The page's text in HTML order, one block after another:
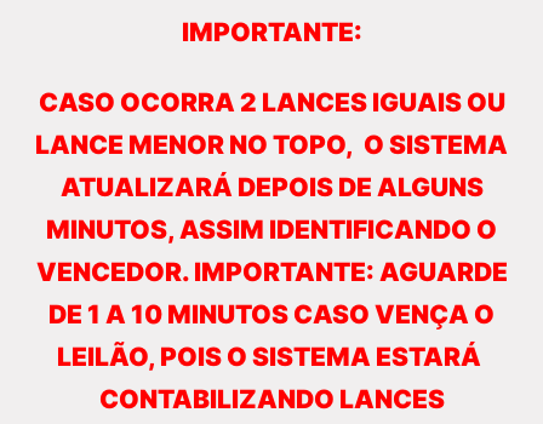
IMPORTANTE:
CASO OCORRA 2 LANCES IGUAIS OU
LANCE MENOR NO TOPO, O SISTEMA
ATUALIZARÁ DEPOIS DE ALGUNS
MINUTOS, ASSIM IDENTIFICANDO O
VENCEDOR. IMPORTANTE: AGUARDE
DE 1 A 10 MINUTOS CASO VENÇA O
LEILÃO, POIS O SISTEMA ESTARÁ
CONTABILIZANDO LANCES